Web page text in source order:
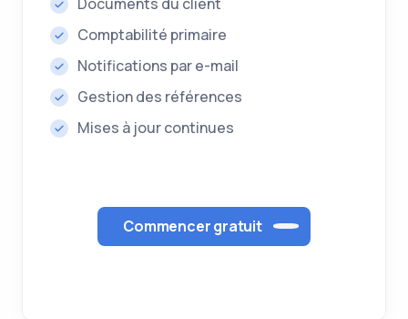
Comptabilité primaire
Notifications par e-mail
Gestion des références
Mises à jour continues
Commencer gratuit